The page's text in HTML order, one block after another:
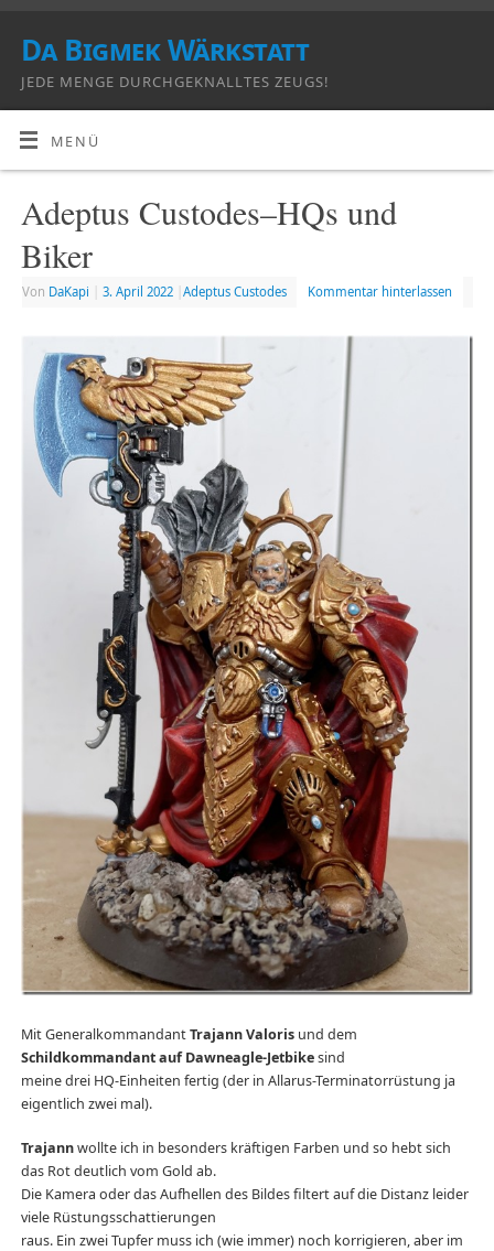
Da Bigmek Wärkstatt
JEDE MENGE DURCHGEKNALLTES ZEUGS!
MENÜ
Adeptus Custodes–HQs und
Biker
Von DaKapi 3. April 2022 Adeptus Custodes Kommentar hinterlassen
Mit GeneralkommandantTrajann Valorisund dem
Schildkommandant auf Dawneagle-Jetbikesind
meine drei HQ-Einheiten fertig (der in Allarus-Terminatorrüstung ja
eigentlich zwei mal).
Trajannwollte ich in besonders kräftigen Farben und so hebt sich
das Rot deutlich vom Gold ab.
Die Kamera oder das Aufhellen des Bildes filtert auf die Distanz leider
viele Rüstungsschattierungen
raus. Ein zwei Tupfer muss ich (wie immer) noch korrigieren, aber im